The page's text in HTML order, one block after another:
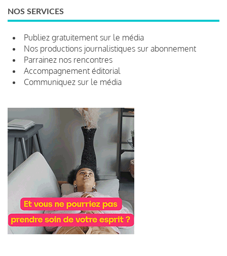
NOS SERVICES
Publiez gratuitement sur le média
Nos productions journalistiques sur abonnement
Parrainez nos rencontres
Accompagnement éditorial
Communiquez sur le média